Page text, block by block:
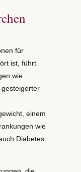
für
ist, führt
wie
einem
wie
Diabetes